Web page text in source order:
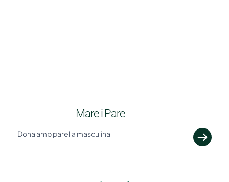
Mare i Pare
Dona amb parella masculina